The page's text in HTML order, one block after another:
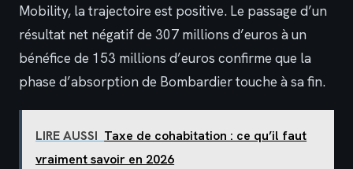
Mobility, la trajectoire est positive. Le passage d’un
résultat net négatif de 307 millions d’euros à un
bénéfice de 153 millions d’euros confirme que la
phase d’absorption de Bombardier touche à sa fin.
LIRE AUSSI Taxe de cohabitation : ce qu’il faut
vraiment savoir en 2026